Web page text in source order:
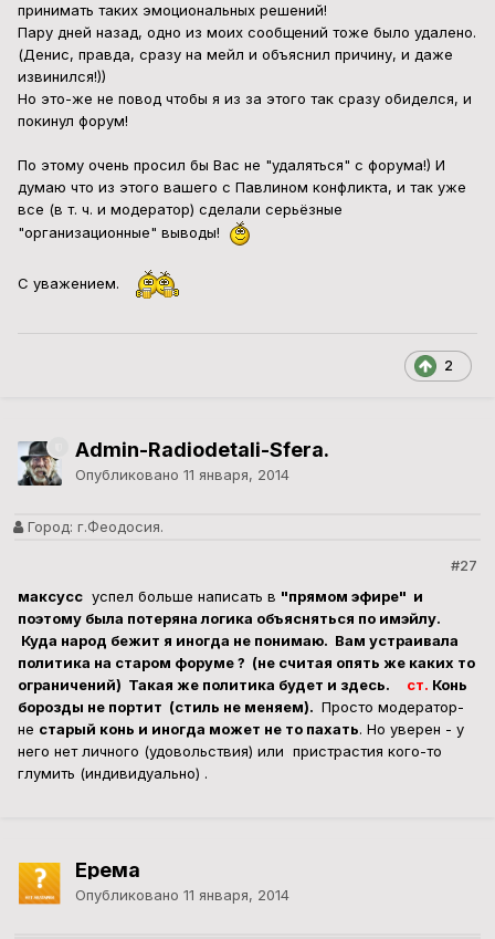
принимать таких эмоциональных решений!
Пару дней назад, одно из моих сообщений тоже было удалено.
(Денис, правда, сразу на мейл и объяснил причину, и даже
извинился!))
Но это-же не повод чтобы я из за этого так сразу обиделся, и
покинул форум!
По этому очень просил бы Вас не "удаляться" с форума!) И
думаю что из этого вашего с Павлином конфликта, и так уже
все (в т. ч. и модератор) сделали серьёзные
"организационные" выводы!
С уважением.
2
Admin-Radiodetali-Sfera.
Опубликовано 11 января, 2014
Город: г.Феодосия.
#27
максусс успел больше написать в "прямом эфире" и
поэтому была потеряна логика объясняться по имэйлу.
Куда народ бежит я иногда не понимаю. Вам устраивала
политика на старом форуме ? (не считая опять же каких то
ограничений) Такая же политика будет и здесь. ст. Конь
борозды не портит (стиль не меняем). Просто модератор-
не старый конь и иногда может не то пахать. Но уверен - у
него нет личного (удовольствия) или пристрастия кого-то
глумить (индивидуально) .
Ерема
Опубликовано 11 января, 2014